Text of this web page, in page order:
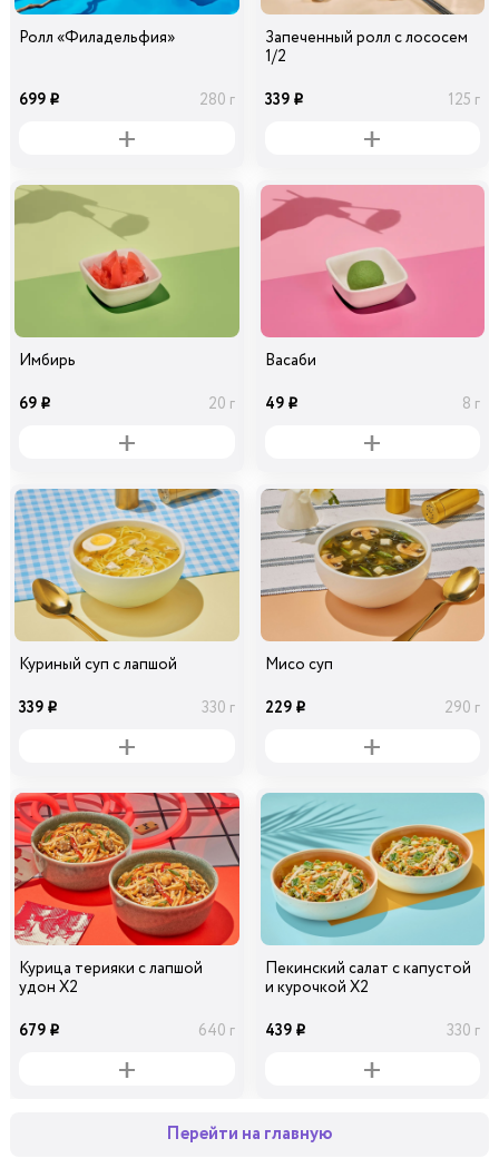
Ролл «Филадельфия»
699 i 280 г
Запеченный ролл с лососем
1/2
339 i 125 г
Имбирь
69 i 20 г
Васаби
49 i 8 г
Куриный суп с лапшой
339 i 330 г
Мисо суп
229 i 290 г
Курица терияки с лапшой
удон Х2
679 i 640 г
Пекинский салат с капустой
и курочкой Х2
439 i 330 г
Перейти на главную